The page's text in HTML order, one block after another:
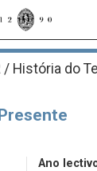
/ História do
Ano